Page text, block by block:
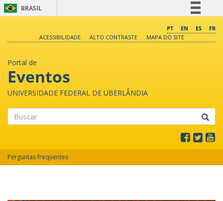
BRASIL
Comunica BR
PT EN ES
FR
ACESSIBILIDADE
ALTO CONTRASTE MAPA DO SITE
Portal de
Eventos
UNIVERSIDADE FEDERAL DE UBERLÂNDIA
Perguntas frequentes